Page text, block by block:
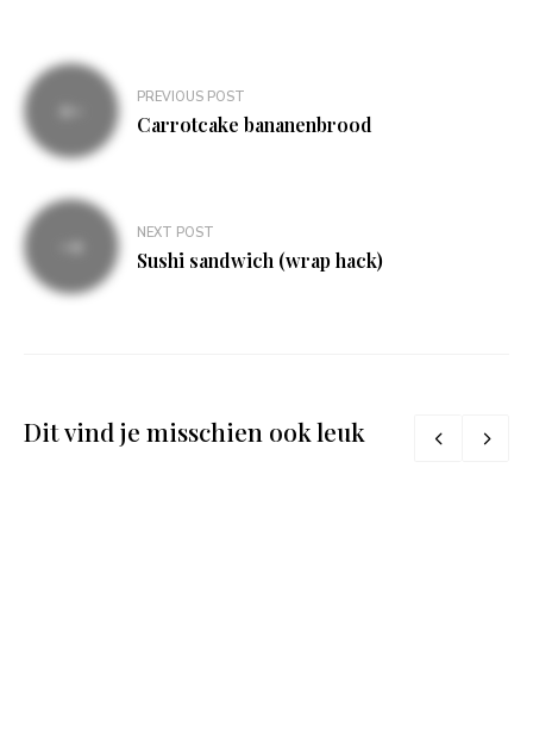
Bericht
navigatie
PREVIOUS POST
Carrotcake bananenbrood
NEXT POST
Sushi sandwich (wrap hack)
Dit vind je misschien ook leuk